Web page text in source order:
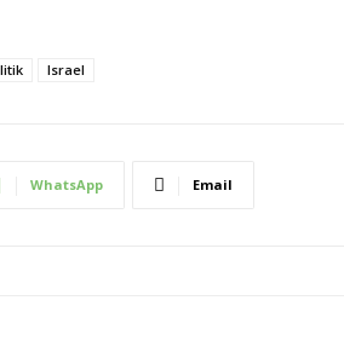
Israel
WhatsApp Email